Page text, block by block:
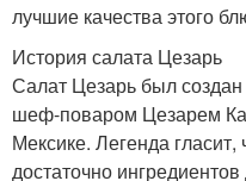
лучшие качества этого
История салата Цезарь
Салат Цезарь был создан
шеф-поваром Цезарем
Мексике. Легенда
достаточно